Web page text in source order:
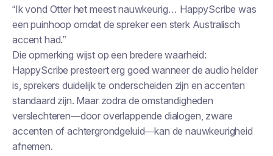
“Ik vond Otter het meest nauwkeurig… HappyScribe was
een puinhoop omdat de spreker een sterk Australisch
accent had.”
Die opmerking wijst op een bredere waarheid:
HappyScribe presteert erg goed wanneer de audio helder
is, sprekers duidelijk te onderscheiden zijn en accenten
standaard zijn. Maar zodra de omstandigheden
verslechteren—door overlappende dialogen, zware
accenten of achtergrondgeluid—kan de nauwkeurigheid
afnemen.